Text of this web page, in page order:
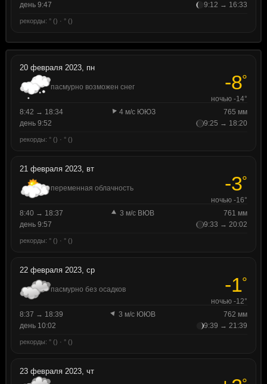
день 9:47
9:12 → 16:33
рекорды: ° () · ° ()
20 февраля 2023, пн
пасмурно возможен снег -8°
ночью -14°
8:42 → 18:34
4 м/с ЮЮЗ
765 мм
день 9:52
9:25 → 18:20
рекорды: ° () · ° ()
21 февраля 2023, вт
переменная облачность -3°
ночью -16°
8:40 → 18:37
3 м/с ВЮВ
761 мм
день 9:57
9:33 → 20:02
рекорды: ° () · ° ()
22 февраля 2023, ср
пасмурно без осадков -1°
ночью -12°
8:37 → 18:39
3 м/с ЮЮВ
762 мм
день 10:02
9:39 → 21:39
рекорды: ° () · ° ()
23 февраля 2023, чт